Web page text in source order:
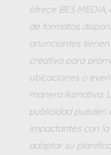
ofrece BES
de formatos
anunciantes
creativa para
ubicaciones o
manera llamativa.
publicidad pueden
impactantes con
adaptar su